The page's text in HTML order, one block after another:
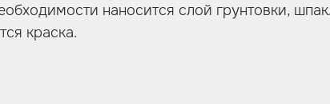
наносится слой грунтовки,
краска.